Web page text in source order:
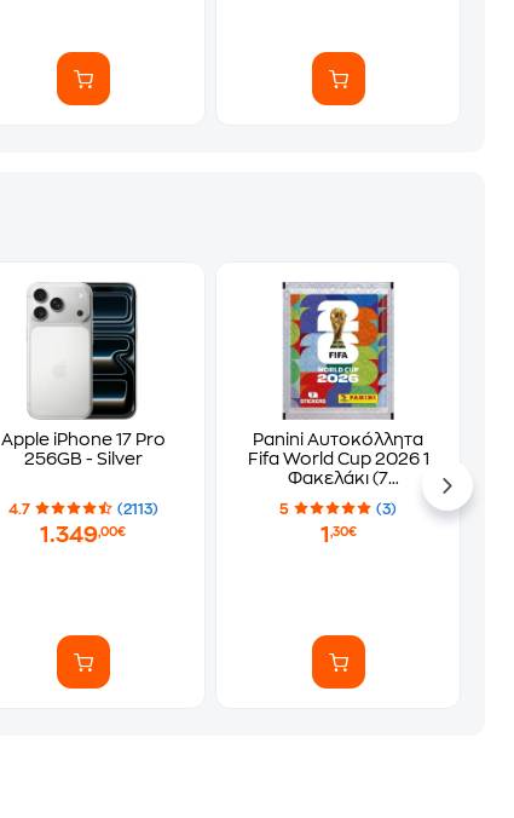
Apple iPhone 17 Pro
256GB - Silver
4.7 (2113)
1.349,00€
Panini Αυτοκόλλητα
Fifa World Cup 2026 1
Φακελάκι (7
Αυτοκόλλητα)
5 (3)
1 ,30€